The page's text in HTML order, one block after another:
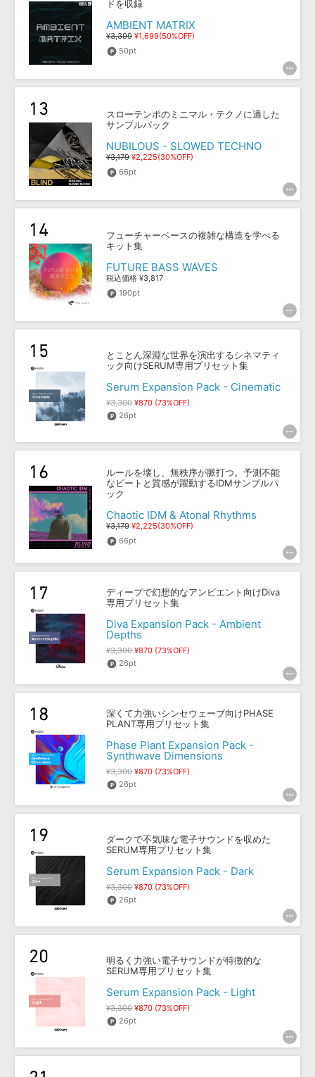
ドを収録
AMBIENT MATRIX
¥3,399 ¥1,699(50%OFF)
50pt
スローテンポのミニマル・テクノに適した
サンプルパック
NUBILOUS - SLOWED TECHNO
¥3,179 ¥2,225(30%OFF)
66pt
フューチャーベースの複雑な構造を学べる
キット集
FUTURE BASS WAVES
税込価格 ¥3,817
190pt
とことん深淵な世界を演出するシネマティ
ック向けSERUM専用プリセット集
Serum Expansion Pack - Cinematic
¥3,300 ¥870 (73%OFF)
26pt
ルールを壊し、無秩序が脈打つ。予測不能
なビートと質感が躍動するIDMサンプルパ
ック
Chaotic IDM & Atonal Rhythms
¥3,179 ¥2,225(30%OFF)
66pt
ディープで幻想的なアンビエント向けDiva
専用プリセット集
Diva Expansion Pack - Ambient
Depths
¥3,300 ¥870 (73%OFF)
26pt
深くて力強いシンセウェーブ向けPHASE
PLANT専用プリセット集
Phase Plant Expansion Pack -
Synthwave Dimensions
¥3,300 ¥870 (73%OFF)
26pt
ダークで不気味な電子サウンドを収めた
SERUM専用プリセット集
Serum Expansion Pack - Dark
¥3,300 ¥870 (73%OFF)
26pt
明るく力強い電子サウンドが特徴的な
SERUM専用プリセット集
Serum Expansion Pack - Light
¥3,300 ¥870 (73%OFF)
26pt